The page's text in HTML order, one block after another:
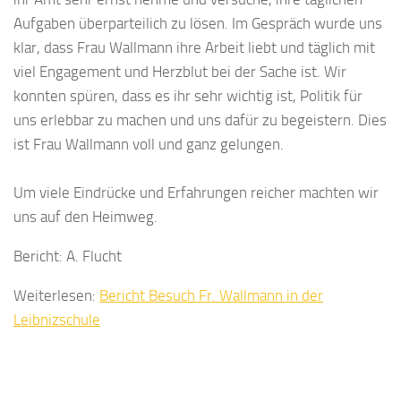
Aufgaben überparteilich zu lösen. Im Gespräch wurde uns
klar, dass Frau Wallmann ihre Arbeit liebt und täglich mit
viel Engagement und Herzblut bei der Sache ist. Wir
konnten spüren, dass es ihr sehr wichtig ist, Politik für
uns erlebbar zu machen und uns dafür zu begeistern. Dies
ist Frau Wallmann voll und ganz gelungen.
Um viele Eindrücke und Erfahrungen reicher machten wir
uns auf den Heimweg.
Bericht: A. Flucht
Weiterlesen: Bericht Besuch Fr. Wallmann in der
Leibnizschule